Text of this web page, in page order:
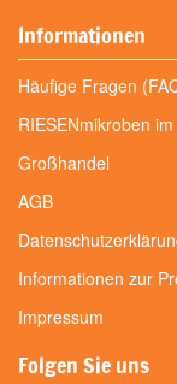
Informationen
Häufige Fragen
RIESENmikroben
Großhandel
AGB
Informationen zur
Impressum
Folgen Sie uns